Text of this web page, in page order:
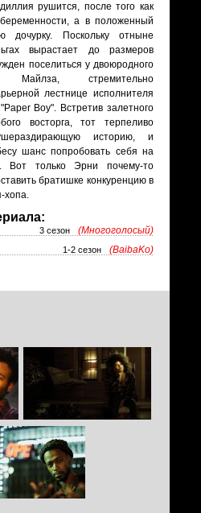
рушится, после того как
а в положенный
дочурку. Поскольку отныне
вырастает до размеров
поселиться у двоюродного
стремительно
лестнице исполнителя
Boy". Встретив залетного
восторга, тот терпеливо
историю, и
шанс попробовать себя на
Вот только Эрни почему-то
братишке конкуренцию в
хопа.
3 сезон
(Многоголосый)
1-2 сезон (BaibaKo)